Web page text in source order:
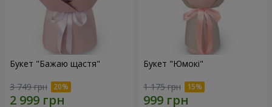
Букет "Бажаю щастя"
3 749 грн
Букет "Юмокі"
1 175 грн